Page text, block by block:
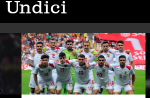
Undici
CALCIO